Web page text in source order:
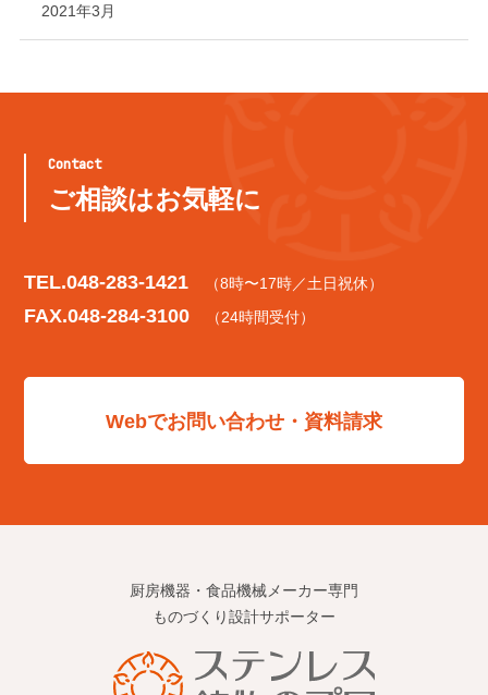
2021年3月
Contact
ご相談はお気軽に
TEL.048-283-1421 （8時〜17時／土日祝休）
FAX.048-284-3100 （24時間受付）
Webでお問い合わせ・資料請求
厨房機器・食品機械メーカー専門
ものづくり設計サポーター